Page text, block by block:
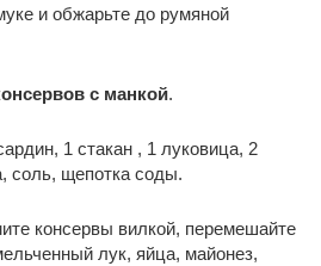
и обжарьте до румяной
с манкой.
1 стакан , 1 луковица, 2
соль, щепотка соды.
консервы вилкой, перемешайте
лук, яйца, майонез,